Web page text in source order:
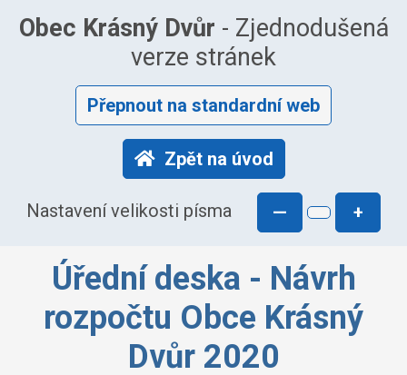
Obec Krásný Dvůr - Zjednodušená
verze stránek
Přepnout na standardní web
Zpět na úvod
Nastavení velikosti písma — +
Úřední deska - Návrh
rozpočtu Obce Krásný
Dvůr 2020